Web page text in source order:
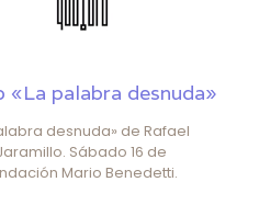
«La palabra desnuda»
desnuda» de Rafael
Sábado 16 de
Mario Benedetti.